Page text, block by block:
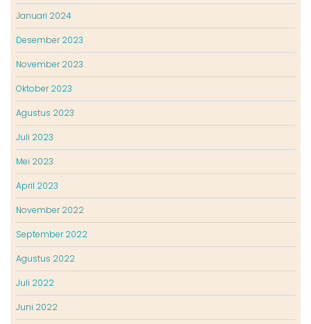
Januari 2024
Desember 2023
November 2023
Oktober 2023
Agustus 2023
Juli 2023
Mei 2023
April 2023
November 2022
September 2022
Agustus 2022
Juli 2022
Juni 2022